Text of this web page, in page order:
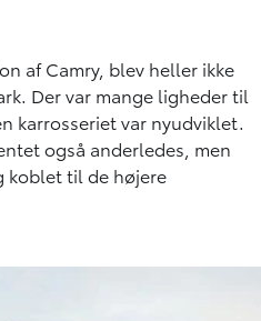
af Camry, blev heller ikke
Der var mange ligheder til
karrosseriet var nyudviklet.
også anderledes, men
koblet til de højere